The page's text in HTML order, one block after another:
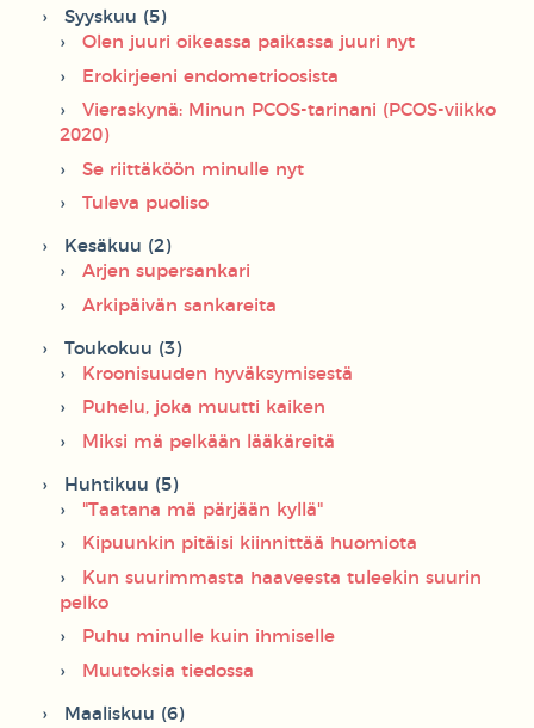
Syyskuu (5)
Olen juuri oikeassa paikassa juuri nyt
Erokirjeeni endometrioosista
Vieraskynä: Minun PCOS-tarinani (PCOS-viikko
2020)
Se riittäköön minulle nyt
Tuleva puoliso
Kesäkuu (2)
Arjen supersankari
Arkipäivän sankareita
Toukokuu (3)
Kroonisuuden hyväksymisestä
Puhelu, joka muutti kaiken
Miksi mä pelkään lääkäreitä
Huhtikuu (5)
"Taatana mä pärjään kyllä"
Kipuunkin pitäisi kiinnittää huomiota
Kun suurimmasta haaveesta tuleekin suurin
pelko
Puhu minulle kuin ihmiselle
Muutoksia tiedossa
Maaliskuu (6)